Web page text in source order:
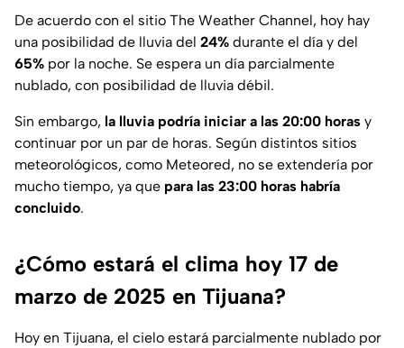
De acuerdo con el sitio The Weather Channel, hoy hay
una posibilidad de lluvia del 24% durante el día y del
65% por la noche. Se espera un día parcialmente
nublado, con posibilidad de lluvia débil.
Sin embargo, la lluvia podría iniciar a las 20:00 horas y
continuar por un par de horas. Según distintos sitios
meteorológicos, como Meteored, no se extendería por
mucho tiempo, ya que para las 23:00 horas habría
concluido.
¿Cómo estará el clima hoy 17 de
marzo de 2025 en Tijuana?
Hoy en Tijuana, el cielo estará parcialmente nublado por